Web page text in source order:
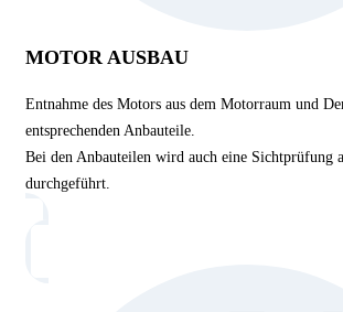
MOTOR AUSBAU
Entnahme des Motors aus dem Motorraum und
entsprechenden Anbauteile.
Bei den Anbauteilen wird auch eine Sichtprüfung
durchgeführt.